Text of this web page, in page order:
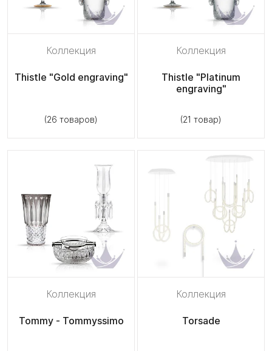
Коллекция
Thistle "Gold engraving"
(26 товаров)
Коллекция
Thistle "Platinum
engraving"
(21 товар)
Коллекция
Tommy - Tommyssimo
Коллекция
Torsade